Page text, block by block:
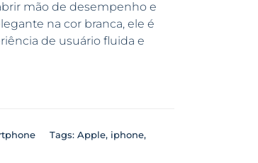
mão de desempenho e
na cor branca, ele é
de usuário fluida e
Tags: Apple, iphone,